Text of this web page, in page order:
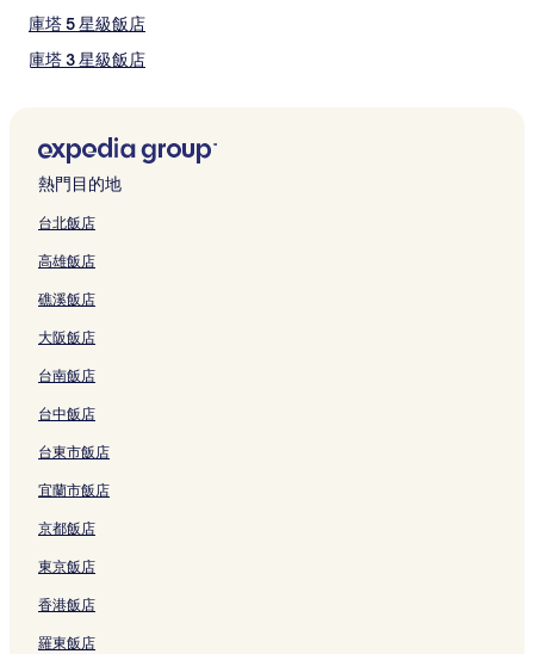
受
制。
庫塔 5 星級飯店
庫塔 3 星級飯店
金巴蘭海灘 2 星級飯店
金巴蘭 3 星級飯店
金巴蘭 4 星級飯店
金巴蘭 5 星級飯店
罌粟花 2 號巷附近的Spa 飯店
金巴蘭的Spa 飯店
金巴蘭的奢華飯店
金巴蘭的海灘飯店
金巴蘭的設有停車場的飯店
金巴蘭的設有游泳池的飯店
金巴蘭的商務飯店
金巴蘭的設有廚房的飯店
熱門目的地
台北飯店
高雄飯店
礁溪飯店
大阪飯店
台南飯店
台中飯店
台東市飯店
宜蘭市飯店
京都飯店
東京飯店
香港飯店
羅東飯店